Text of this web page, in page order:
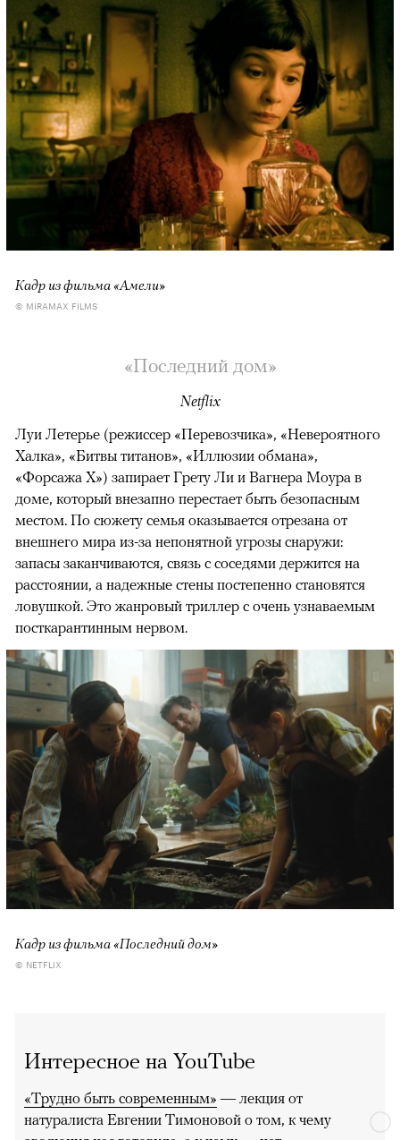
Кадр из фильма «Амели»
© MIRAMAX FILMS
«Последний дом»
Netflix
Луи Летерье (режиссер «Перевозчика», «Невероятного
Халка», «Битвы титанов», «Иллюзии обмана»,
«Форсажа X») запирает Грету Ли и Вагнера Моура в
доме, который внезапно перестает быть безопасным
местом. По сюжету семья оказывается отрезана от
внешнего мира из-за непонятной угрозы снаружи:
запасы заканчиваются, связь с соседями держится на
расстоянии, а надежные стены постепенно становятся
ловушкой. Это жанровый триллер с очень узнаваемым
посткарантинным нервом.
Кадр из фильма «Последний дом»
© NETFLIX
Интересное на YouTube
«Трудно быть современным» — лекция от
натуралиста Евгении Тимоновой о том, к чему